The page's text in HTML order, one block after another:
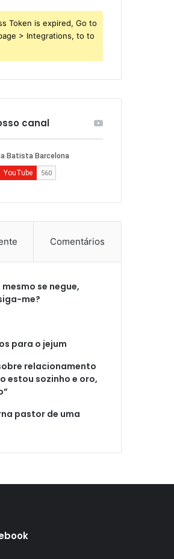
Token is expired, Go to
> Integrations, to to
canal
Comentários
se negue,
me?
para o jejum
relacionamento
estou sozinho e oro,
pastor de uma